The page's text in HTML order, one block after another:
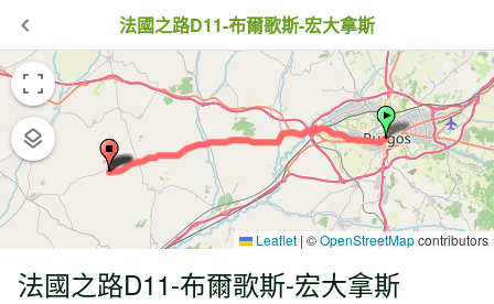
法國之路D11-布爾歌斯-宏大拿斯
Leaflet | ©OpenStreetMapcontributors
法國之路D11-布爾歌斯-宏大拿斯